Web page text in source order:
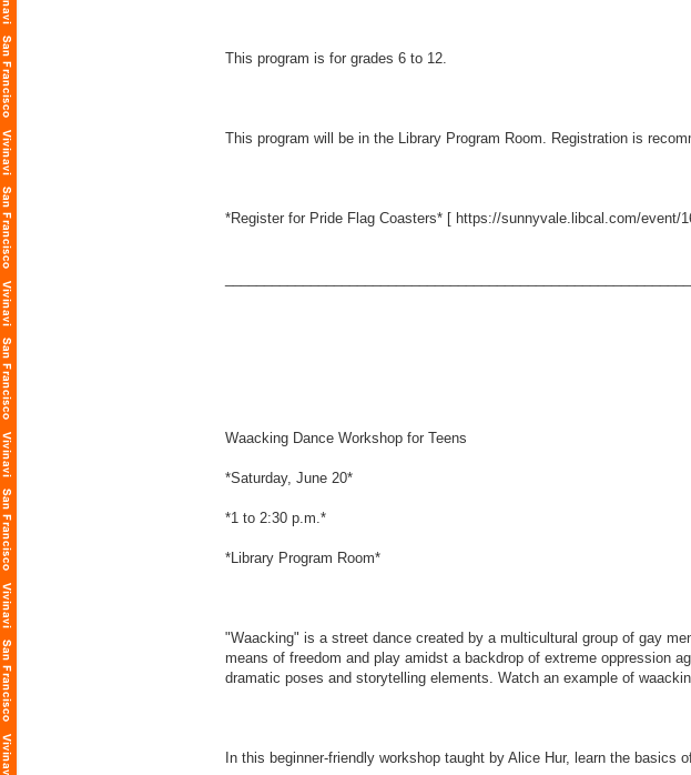
This program is for grades 6 to 12.
This program will be in the Library Program Room. Registration is
*Register for Pride Flag Coasters* [ https://sunnyvale.libcal.com/event/
Waacking Dance Workshop for Teens
*Saturday, June 20*
*1 to 2:30 p.m.*
*Library Program Room*
"Waacking" is a street dance created by a multicultural group of gay
means of freedom and play amidst a backdrop of extreme oppression
dramatic poses and storytelling elements. Watch an example of
In this beginner-friendly workshop taught by Alice Hur, learn the basics